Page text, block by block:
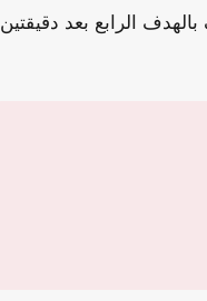
الأهداف بالهدف الرابع بعد دقيقتين